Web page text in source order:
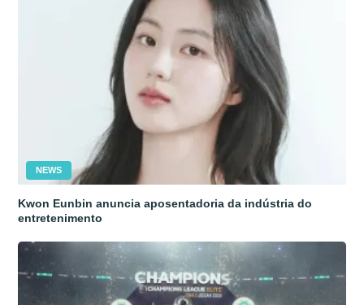
NEWS
Kwon Eunbin anuncia aposentadoria da indústria do
entretenimento